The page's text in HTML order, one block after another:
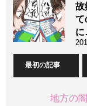
故
て
最初の記事
地方の